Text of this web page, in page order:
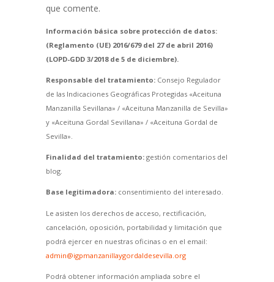
que comente.
Información básica sobre protección de datos:
(Reglamento (UE) 2016/679 del 27 de abril 2016)
(LOPD-GDD 3/2018 de 5 de diciembre).
Responsable del tratamiento:Consejo Regulador
de las Indicaciones Geográficas Protegidas «Aceituna
Manzanilla Sevillana» / «Aceituna Manzanilla de Sevilla»
y «Aceituna Gordal Sevillana» / «Aceituna Gordal de
Sevilla».
Finalidad del tratamiento:gestión comentarios del
blog.
Base legitimadora:consentimiento del interesado.
Le asisten los derechos de acceso, rectificación,
cancelación, oposición, portabilidad y limitación que
podrá ejercer en nuestras oficinas o en el email:
admin@igpmanzanillaygordaldesevilla.org
Podrá obtener información ampliada sobre el